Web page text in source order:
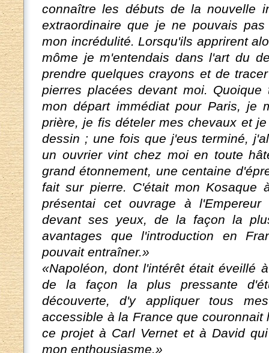
connaître les débuts de la nouvelle
extraordinaire que je ne pouvais
mon incrédulité. Lorsqu'ils apprirent
môme je m'entendais dans l'art du
prendre quelques crayons et de
pierres placées devant moi.
mon départ immédiat pour Paris, je
prière, je fis dételer mes chevaux et
dessin ; une fois que j'eus terminé,
un ouvrier vint chez moi en toute
grand étonnement, une centaine
fait sur pierre. C'était mon Kosaque
présentai cet ouvrage à
devant ses yeux, de la façon la
avantages que l'introduction en
pouvait entraîner.»
«Napoléon, dont l'intérêt était éveillé
de la façon la plus pressante
découverte, d'y appliquer tous
accessible à la France que
ce projet à Carl Vernet et à David
mon enthousiasme.»